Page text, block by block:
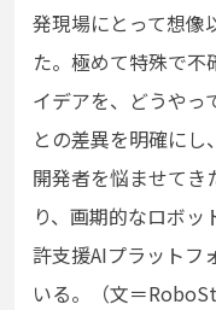
発現場にとって想像
た。極めて特殊で
イデアを、どうやっ
との差異を明確にし
開発者を悩ませてき
り、画期的なロボ
許支援AIプラットフ
いる。（文＝